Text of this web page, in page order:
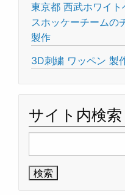
東京都 西武ホワイト
スホッケーチームの
製作
3D刺繍 ワッペン 製
サイト内検索
索: